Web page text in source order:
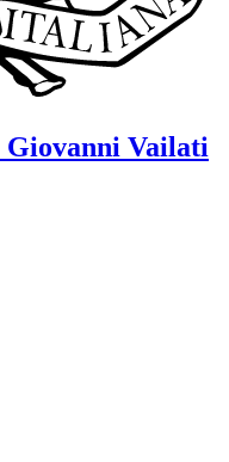
Giovanni Vailati